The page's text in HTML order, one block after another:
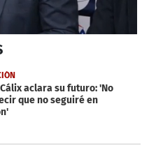
aclara su futuro: 'No
que no seguiré en